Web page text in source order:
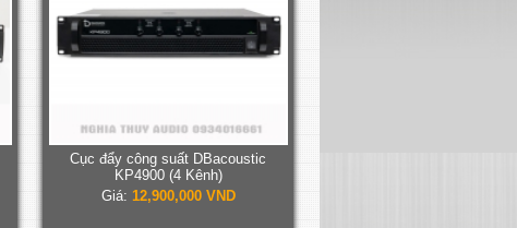
Cục đẩy công suất DBacoustic
KP4900 (4 Kênh)
Giá: 12,900,000 VND